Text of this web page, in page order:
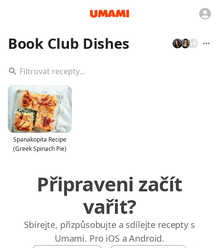
Book Club Dishes +6
Spanakopita Recipe
(Greek Spinach Pie)
Připraveni začít
vařit?
Sbírejte, přizpůsobujte a sdílejte recepty s
Umami. Pro iOS a Android.